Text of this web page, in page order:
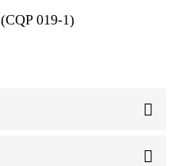
(CQP 019-1)